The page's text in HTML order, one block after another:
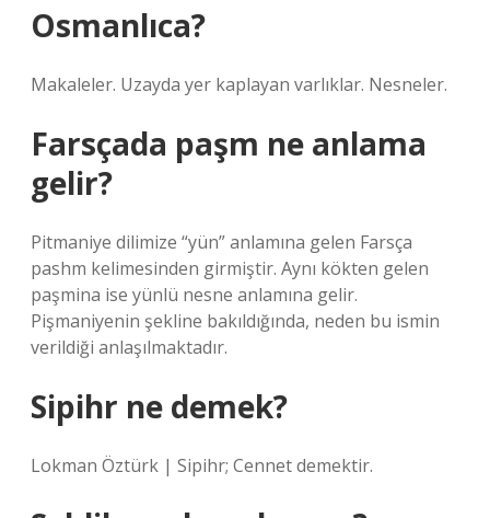
Osmanlıca?
Makaleler. Uzayda yer kaplayan varlıklar. Nesneler.
Farsçada paşm ne anlama
gelir?
Pitmaniye dilimize “yün” anlamına gelen Farsça
pashm kelimesinden girmiştir. Aynı kökten gelen
paşmina ise yünlü nesne anlamına gelir.
Pişmaniyenin şekline bakıldığında, neden bu ismin
verildiği anlaşılmaktadır.
Sipihr ne demek?
Lokman Öztürk | Sipihr; Cennet demektir.